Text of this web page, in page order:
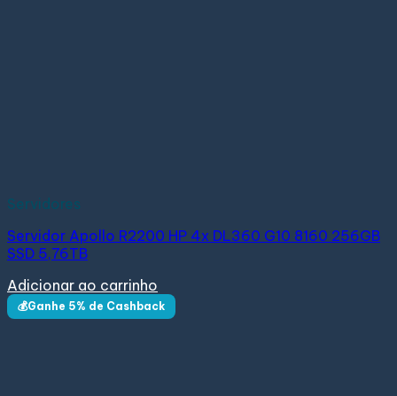
Servidores
Servidor Apollo R2200 HP 4x DL360 G10 8160 256GB
SSD 5,76TB
Adicionar ao carrinho
💰Ganhe 5% de Cashback